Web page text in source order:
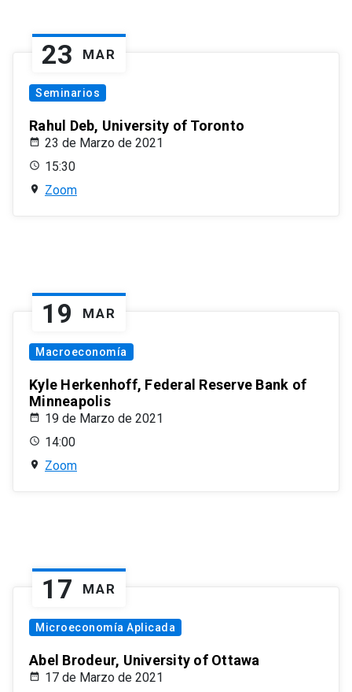
23 MAR
Seminarios
Rahul Deb, University of Toronto
23 de Marzo de 2021
15:30
Zoom
19 MAR
Macroeconomía
Kyle Herkenhoff, Federal Reserve Bank of
Minneapolis
19 de Marzo de 2021
14:00
Zoom
17 MAR
Microeconomía Aplicada
Abel Brodeur, University of Ottawa
17 de Marzo de 2021